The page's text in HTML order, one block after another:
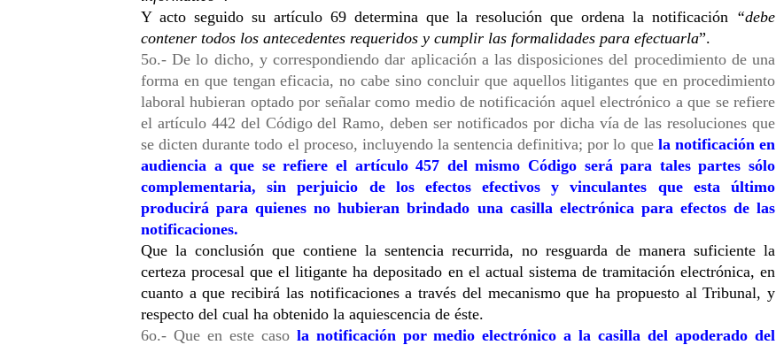
Y acto seguido su artículo 69 determina que la resolución que ordena la notificación “debe
contener todos los antecedentes requeridos y cumplir las formalidades para efectuarla”.
5o.- De lo dicho, y correspondiendo dar aplicación a las disposiciones del procedimiento de una
forma en que tengan eficacia, no cabe sino concluir que aquellos litigantes que en procedimiento
laboral hubieran optado por señalar como medio de notificación aquel electrónico a que se refiere
el artículo 442 del Código del Ramo, deben ser notificados por dicha vía de las resoluciones que
se dicten durante todo el proceso, incluyendo la sentencia definitiva; por lo que la notificación en
audiencia a que se refiere el artículo 457 del mismo Código será para tales partes sólo
complementaria, sin perjuicio de los efectos efectivos y vinculantes que esta último
producirá para quienes no hubieran brindado una casilla electrónica para efectos de las
notificaciones.
Que la conclusión que contiene la sentencia recurrida, no resguarda de manera suficiente la
certeza procesal que el litigante ha depositado en el actual sistema de tramitación electrónica, en
cuanto a que recibirá las notificaciones a través del mecanismo que ha propuesto al Tribunal, y
respecto del cual ha obtenido la aquiescencia de éste.
6o.- Que en este caso la notificación por medio electrónico a la casilla del apoderado del